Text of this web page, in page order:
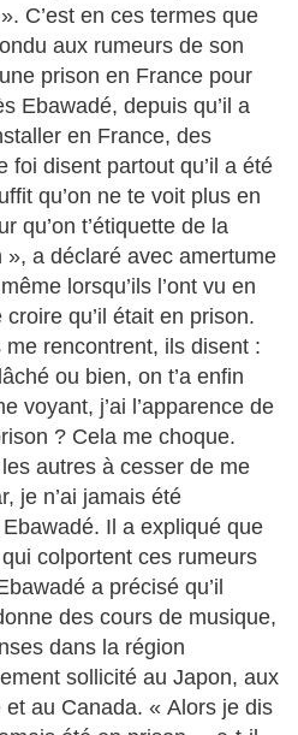
C’est en ces termes que
aux rumeurs de son
prison en France pour
Ebawadé, depuis qu’il a
en France, des
foi disent partout qu’il a été
qu’on ne te voit plus en
qu’on t’étiquette de la
a déclaré avec amertume
lorsqu’ils l’ont vu en
qu’il était en prison.
rencontrent, ils disent :
ou bien, on t’a enfin
voyant, j’ai l’apparence de
? Cela me choque.
autres à cesser de me
je n’ai jamais été
Il a expliqué que
colportent ces rumeurs
a précisé qu’il
des cours de musique,
dans la région
sollicité au Japon, aux
au Canada. « Alors je dis